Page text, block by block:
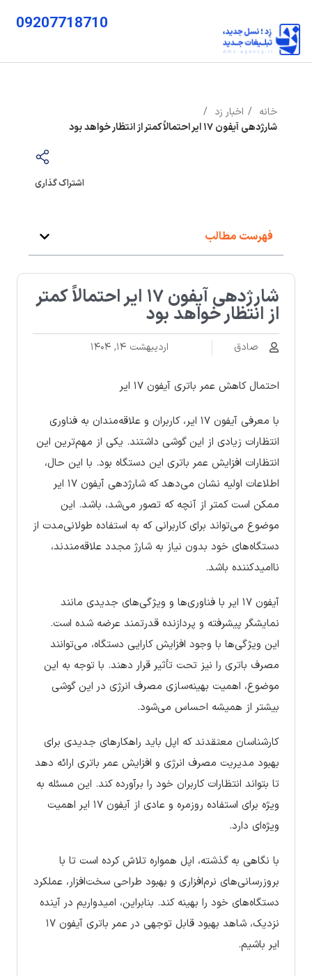
09207718710
خانه
اخبار زد
شارژدهی آیفون ۱۷ ایر احتمالاً کمتر از انتظار خواهد بود
اشتراک گذاری
فهرست مطالب
شارژدهی آیفون ۱۷ ایر احتمالاً کمتر
از انتظار خواهد بود
صادق اردیبهشت ۱۴, ۱۴۰۴
احتمال کاهش عمر باتری آیفون ۱۷ ایر
با معرفی آیفون ۱۷ ایر، کاربران و علاقه‌مندان به فناوری
انتظارات زیادی از این گوشی داشتند. یکی از مهم‌ترین این
انتظارات افزایش عمر باتری این دستگاه بود. با این حال،
اطلاعات اولیه نشان می‌دهد که شارژدهی آیفون ۱۷ ایر
ممکن است کمتر از آنچه که تصور می‌شد، باشد. این
موضوع می‌تواند برای کاربرانی که به استفاده طولانی‌مدت از
دستگاه‌های خود بدون نیاز به شارژ مجدد علاقه‌مندند،
ناامیدکننده باشد.
آیفون ۱۷ ایر با فناوری‌ها و ویژگی‌های جدیدی مانند
نمایشگر پیشرفته و پردازنده قدرتمند عرضه شده است.
این ویژگی‌ها با وجود افزایش کارایی دستگاه، می‌توانند
مصرف باتری را نیز تحت تأثیر قرار دهند. با توجه به این
موضوع، اهمیت بهینه‌سازی مصرف انرژی در این گوشی
بیشتر از همیشه احساس می‌شود.
کارشناسان معتقدند که اپل باید راهکارهای جدیدی برای
بهبود مدیریت مصرف انرژی و افزایش عمر باتری ارائه دهد
تا بتواند انتظارات کاربران خود را برآورده کند. این مسئله به
ویژه برای استفاده روزمره و عادی از آیفون ۱۷ ایر اهمیت
ویژه‌ای دارد.
با نگاهی به گذشته، اپل همواره تلاش کرده است تا با
بروزرسانی‌های نرم‌افزاری و بهبود طراحی سخت‌افزار، عملکرد
دستگاه‌های خود را بهینه کند. بنابراین، امیدواریم در آینده
نزدیک، شاهد بهبود قابل توجهی در عمر باتری آیفون ۱۷
ایر باشیم.